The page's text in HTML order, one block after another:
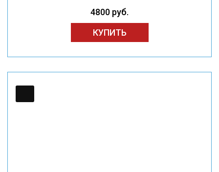
4800 руб.
КУПИТЬ